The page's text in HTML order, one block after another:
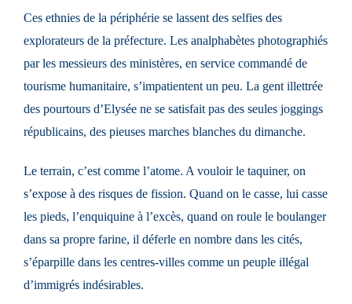
Ces ethnies de la périphérie se lassent des selfies des
explorateurs de la préfecture. Les analphabètes photographiés
par les messieurs des ministères, en service commandé de
tourisme humanitaire, s’impatientent un peu. La gent illettrée
des pourtours d’Elysée ne se satisfait pas des seules joggings
républicains, des pieuses marches blanches du dimanche.
Le terrain, c’est comme l’atome. A vouloir le taquiner, on
s’expose à des risques de fission. Quand on le casse, lui casse
les pieds, l’enquiquine à l’excès, quand on roule le boulanger
dans sa propre farine, il déferle en nombre dans les cités,
s’éparpille dans les centres-villes comme un peuple illégal
d’immigrés indésirables.